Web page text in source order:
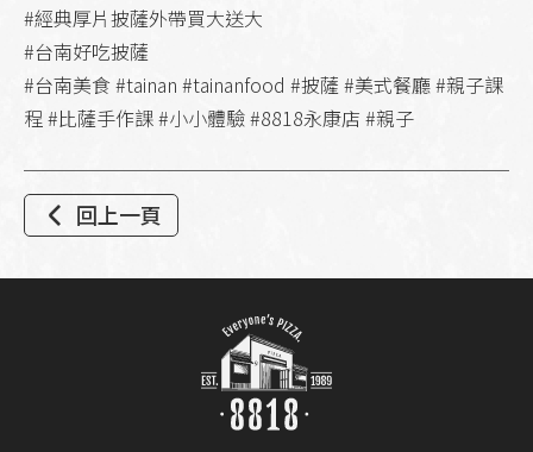
#經典厚片披薩外帶買大送大
#台南好吃披薩
#台南美食 #tainan #tainanfood #披薩 #美式餐廳 #親子課
程 #比薩手作課 #小小體驗 #8818永康店 #親子
回上一頁